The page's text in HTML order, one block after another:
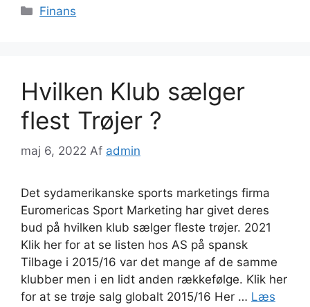
Kategorier
Finans
Hvilken Klub sælger
flest Trøjer ?
maj 6, 2022 Af admin
Det sydamerikanske sports marketings firma
Euromericas Sport Marketing har givet deres
bud på hvilken klub sælger fleste trøjer. 2021
Klik her for at se listen hos AS på spansk
Tilbage i 2015/16 var det mange af de samme
klubber men i en lidt anden rækkefølge. Klik her
for at se trøje salg globalt 2015/16 Her … Læs